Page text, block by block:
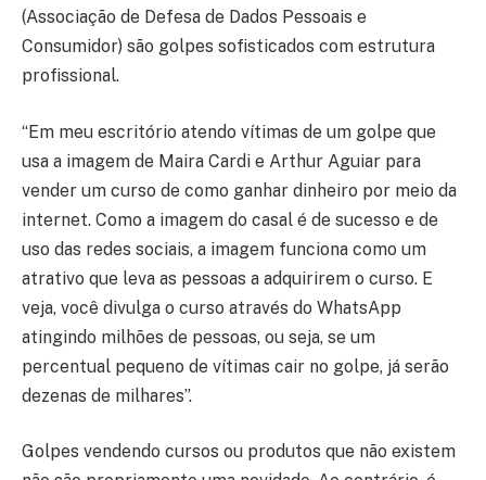
(Associação de Defesa de Dados Pessoais e
Consumidor) são golpes sofisticados com estrutura
profissional.
“Em meu escritório atendo vítimas de um golpe que
usa a imagem de Maira Cardi e Arthur Aguiar para
vender um curso de como ganhar dinheiro por meio da
internet. Como a imagem do casal é de sucesso e de
uso das redes sociais, a imagem funciona como um
atrativo que leva as pessoas a adquirirem o curso. E
veja, você divulga o curso através do WhatsApp
atingindo milhões de pessoas, ou seja, se um
percentual pequeno de vítimas cair no golpe, já serão
dezenas de milhares”.
Golpes vendendo cursos ou produtos que não existem